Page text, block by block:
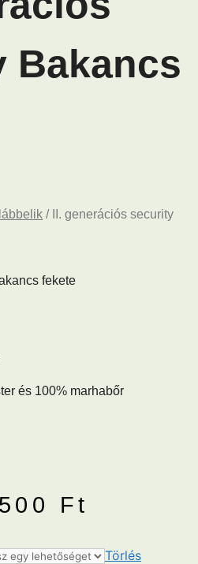
Bakancs
/ II. generációs security
fekete
és 100% marhabőr
Ft
Törlés